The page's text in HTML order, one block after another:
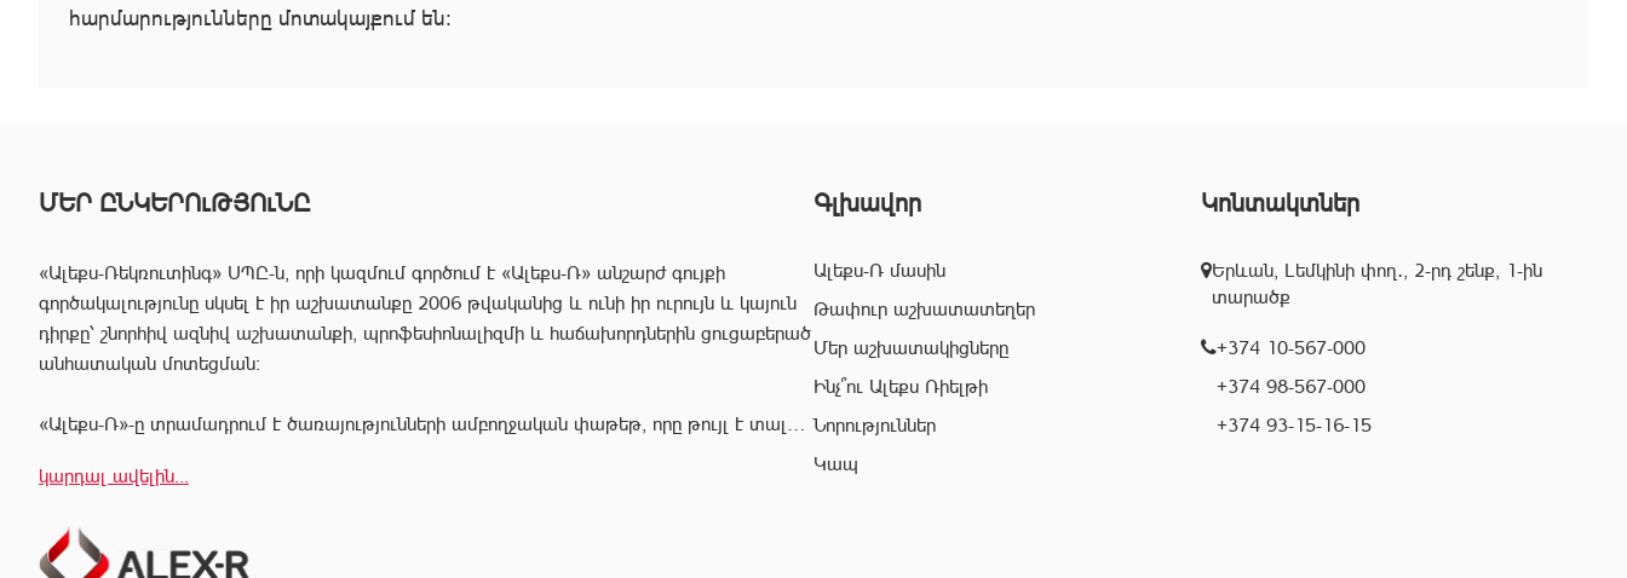
հարմարությունները մոտակայքում են։
ՄԵՐ ԸՆԿԵՐՈւԹՅՈւՆԸ
«Ալեքս-Ռեկռուտինգ» ՍՊԸ-ն, որի կազմում գործում է «Ալեքս-Ռ» անշարժ գույքի
գործակալությունը սկսել է իր աշխատանքը 2006 թվականից և ունի իր ուրույն և կայուն
դիրքը՝ շնորհիվ ազնիվ աշխատանքի, պրոֆեսիոնալիզմի և հաճախորդներին ցուցաբերած
անհատական մոտեցման:
«Ալեքս-Ռ»-ը տրամադրում է ծառայությունների ամբողջական փաթեթ, որը թույլ է տալիս
Համապատասխան որակավոման և բազմամյա փորձի շնորհիվ՝ «Ալեքս-Ռ» ընկերության
գործարքներ՝ ապահովելով գործարքի գաղտնիությունը, և զերծ մնալ գործարքի
կարդալ ավելին...
Գլխավոր
Ալեքս-Ռ մասին
Թափուր աշխատատեղեր
Մեր աշխատակիցները
Ինչ՞ու Ալեքս Ռիելթի
Նորություններ
Կապ
Կոնտակտներ
Երևան, Լեմկինի փող․, 2-րդ շենք, 1-ին
տարածք
+374 10-567-000
+374 98-567-000
+374 93-15-16-15